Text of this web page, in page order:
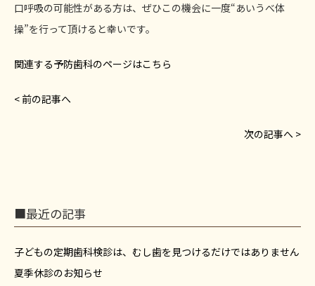
口呼吸の可能性がある方は、ぜひこの機会に一度“あいうべ体
操”を行って頂けると幸いです。
関連する予防歯科のページはこちら
< 前の記事へ
次の記事へ >
■最近の記事
子どもの定期歯科検診は、むし歯を見つけるだけではありません
夏季休診のお知らせ